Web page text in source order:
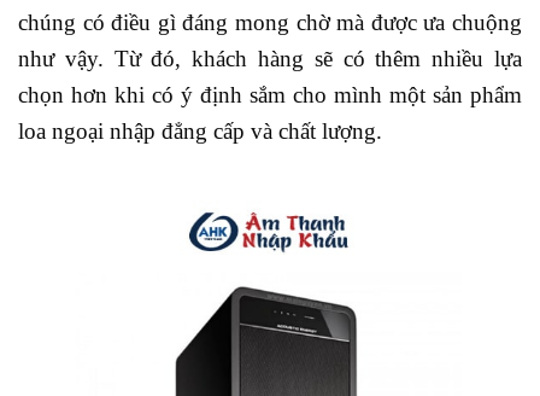
chúng có điều gì đáng mong chờ mà được ưa chuộng
như vậy. Từ đó, khách hàng sẽ có thêm nhiều lựa
chọn hơn khi có ý định sắm cho mình một sản phẩm
loa ngoại nhập đẳng cấp và chất lượng.